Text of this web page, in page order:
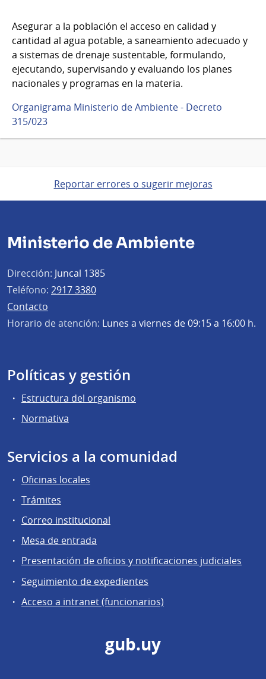
Asegurar a la población el acceso en calidad y
cantidad al agua potable, a saneamiento adecuado y
a sistemas de drenaje sustentable, formulando,
ejecutando, supervisando y evaluando los planes
nacionales y programas en la materia.
Organigrama Ministerio de Ambiente - Decreto
315/023
Reportar errores o sugerir mejoras
Ministerio de Ambiente
Dirección: Juncal 1385
Teléfono: 2917 3380
Contacto
Horario de atención: Lunes a viernes de 09:15 a 16:00 h.
Políticas y gestión
Estructura del organismo
Normativa
Servicios a la comunidad
Oficinas locales
Trámites
Correo institucional
Mesa de entrada
Presentación de oficios y notificaciones judiciales
Seguimiento de expedientes
Acceso a intranet (funcionarios)
gub.uy